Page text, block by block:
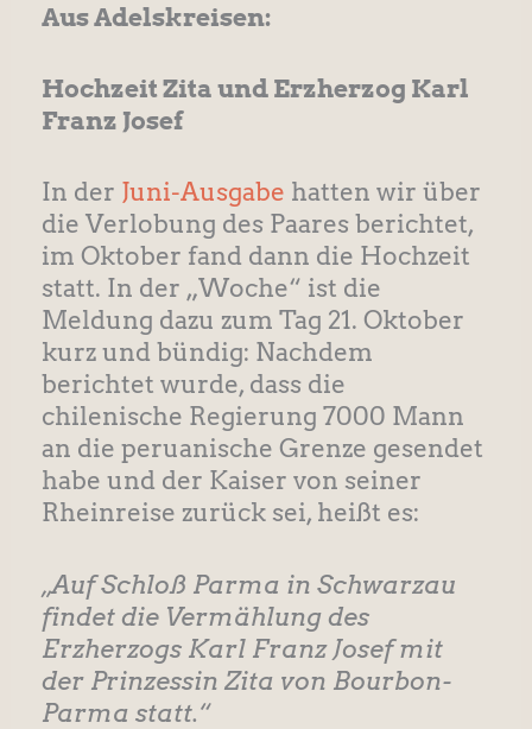
Aus Adelskreisen:
Hochzeit Zita und Erzherzog Karl
Franz Josef
In der Juni-Ausgabe hatten wir über
die Verlobung des Paares berichtet,
im Oktober fand dann die Hochzeit
statt. In der „Woche“ ist die
Meldung dazu zum Tag 21. Oktober
kurz und bündig: Nachdem
berichtet wurde, dass die
chilenische Regierung 7000 Mann
an die peruanische Grenze gesendet
habe und der Kaiser von seiner
Rheinreise zurück sei, heißt es:
„Auf Schloß Parma in Schwarzau
findet die Vermählung des
Erzherzogs Karl Franz Josef mit
der Prinzessin Zita von Bourbon-
Parma statt.“